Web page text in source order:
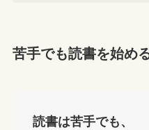
苦手でも読書を始め
読書は苦手でも、